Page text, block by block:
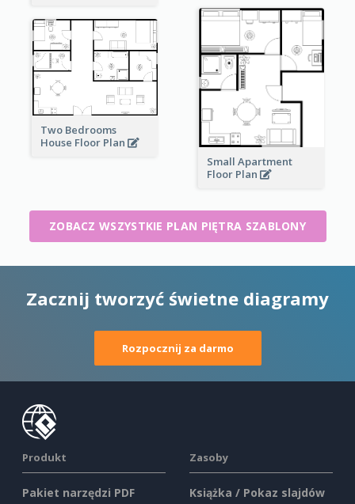
Small Apartment
Floor Plan
Two Bedrooms
House Floor Plan
ZOBACZ WSZYSTKIE PLAN PIĘTRA SZABLONY
Zacznij tworzyć świetne diagramy
Rozpocznij za darmo
Produkt
Pakiet narzędzi PDF
Zasoby
Książka / Pokaz slajdów